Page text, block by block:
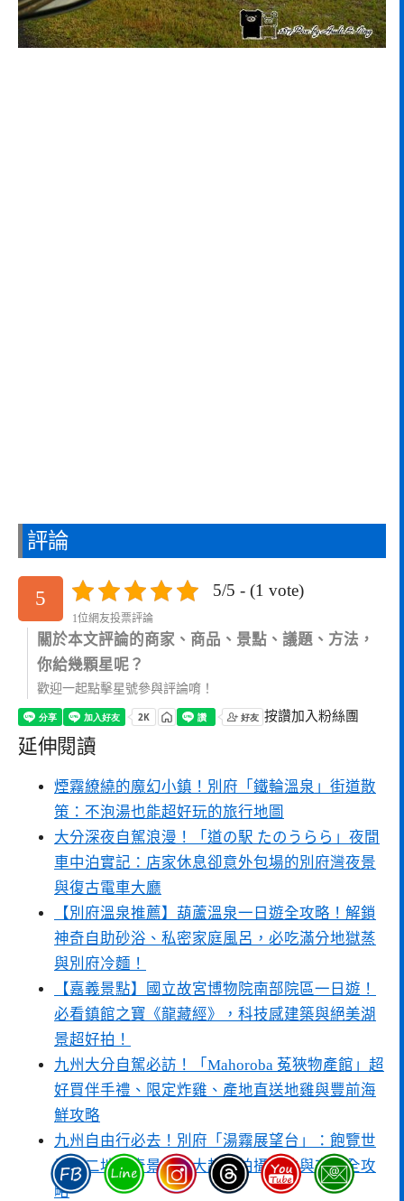
評論
5 5/5 - (1 vote)
1位網友投票評論
關於本文評論的商家、商品、景點、議題、方法，
你給幾顆星呢？
歡迎一起點擊星號參與評論唷！
按讚加入粉絲團
延伸閱讀
煙霧繚繞的魔幻小鎮！別府「鐵輪溫泉」街道散
策：不泡湯也能超好玩的旅行地圖
大分深夜自駕浪漫！「道の駅 たのうらら」夜間
車中泊實記：店家休息卻意外包場的別府灣夜景
與復古電車大廳
【別府溫泉推薦】葫蘆溫泉一日遊全攻略！解鎖
神奇自助砂浴、私密家庭風呂，必吃滿分地獄蒸
與別府冷麵！
【嘉義景點】國立故宮博物院南部院區一日遊！
必看鎮館之寶《龍藏經》，科技感建築與絕美湖
景超好拍！
九州大分自駕必訪！「Mahoroba 菟狹物產館」超
好買伴手禮、限定炸雞、產地直送地雞與豐前海
鮮攻略
九州自由行必去！別府「湯霧展望台」：飽覽世
界第二地熱奇景，三大超強拍攝機位與交通全攻
略